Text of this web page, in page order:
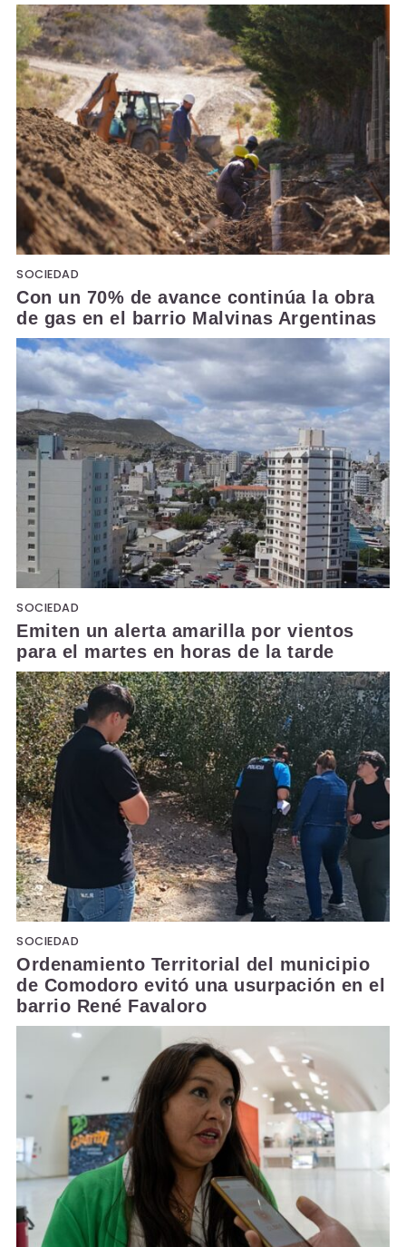
SOCIEDAD
Con un 70% de avance continúa la obra
de gas en el barrio Malvinas Argentinas
SOCIEDAD
Emiten un alerta amarilla por vientos
para el martes en horas de la tarde
SOCIEDAD
Ordenamiento Territorial del municipio
de Comodoro evitó una usurpación en el
barrio René Favaloro